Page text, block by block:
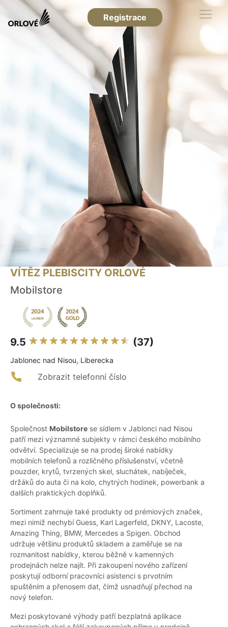
Registrace
VÍTĚZ PLEBISCITY ORLOVÉ
Mobilstore
9.5 (37)
Jablonec nad Nisou, Liberecka
Zobrazit telefonní číslo
O společnosti:
Společnost Mobilstore se sídlem v Jablonci nad Nisou
patří mezi významné subjekty v rámci českého mobilního
odvětví. Specializuje se na prodej široké nabídky
mobilních telefonů a rozličného příslušenství, včetně
pouzder, krytů, tvrzených skel, sluchátek, nabíječek,
držáků do auta či na kolo, chytrých hodinek, powerbank a
dalších praktických doplňků.
Sortiment zahrnuje také produkty od prémiových značek,
mezi nimiž nechybí Guess, Karl Lagerfeld, DKNY, Lacoste,
Amazing Thing, BMW, Mercedes a Spigen. Obchod
udržuje většinu produktů skladem a zaměřuje se na
rozmanitost nabídky, kterou běžně v kamenných
prodejnách nelze najít. Při zakoupení nového zařízení
poskytují odborní pracovníci asistenci s prvotním
spuštěním a přenosem dat, čímž usnadňují přechod na
nový telefon.
Mezi poskytované výhody patří bezplatná aplikace